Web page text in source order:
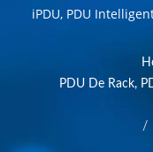
iPDU, PDU
de Surveillance à
fiable en OEM et
répondant aux
l'énergie dans
communication,
PDU De Rack,
/